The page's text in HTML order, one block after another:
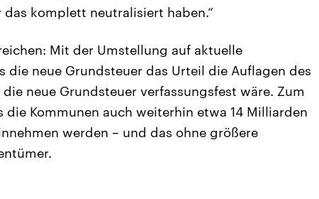
komplett neutralisiert haben.“
Mit der Umstellung auf aktuelle
neue Grundsteuer das Urteil die Auflagen des
neue Grundsteuer verfassungsfest wäre. Zum
Kommunen auch weiterhin etwa 14 Milliarden
werden – und das ohne größere